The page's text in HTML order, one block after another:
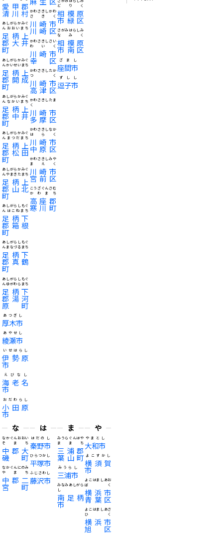
愛甲郡
清川村
足柄上
郡大井
町
あしがらかみぐ
んおおいまち
足柄上
郡開成
町
あしがらかみぐ
んかいせいまち
足柄上
郡中井
町
あしがらかみぐ
んなかいまち
足柄上
郡松田
町
あしがらかみぐ
んまつだまち
足柄上
郡山北
町
あしがらかみぐ
んやまきたまち
足柄下
郡箱根
町
あしがらしもぐ
んはこねまち
足柄下
郡真鶴
町
あしがらしもぐ
んまなづるまち
足柄下
郡湯河
原町
あしがらしもぐ
んゆがわらまち
厚木市
あつぎし
綾瀬市
あやせし
伊勢原
市
いせはらし
海老名
市
えびなし
小田原
市
おだわらし
川崎市
川崎区
かわさきしかわ
さきく
川崎市
幸区
かわさきしさい
わいく
川崎市
高津区
かわさきしたか
つく
川崎市
多摩区
かわさきしたま
く
川崎市
中原区
かわさきしなか
はらく
川崎市
宮前区
かわさきしみや
まえく
高座郡
寒川町
こうざぐんさむ
かわまち
相模原
市緑区
どりく
相模原
市南区
さがみはらしみ
なみく
座間市
ざまし
逗子市
ずしし
な
中郡大
磯町
なかぐんおおい
そまち
中郡二
宮町
なかぐんにのみ
やまち
は
秦野市
はだのし
平塚市
ひらつかし
藤沢市
ふじさわし
ま
三浦郡
葉山町
みうらぐんはや
ままち
三浦市
みうらし
南足柄
市
みなみあしがら
し
や
大和市
やまとし
横須賀
市
よこすかし
横浜市
青葉区
よこはましあお
ばく
横浜市
旭区
よこはましあさ
ひく